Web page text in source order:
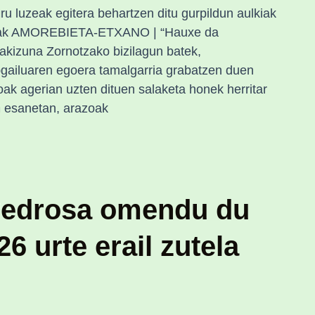
luzeak egitera behartzen ditu gurpildun aulkiak
AMOREBIETA-ETXANO | “Hauxe da
Zornotzako bizilagun batek,
egoera tamalgarria grabatzen duen
agerian uzten dituen salaketa honek herritar
arazoak
omendu du
urte erail zutela